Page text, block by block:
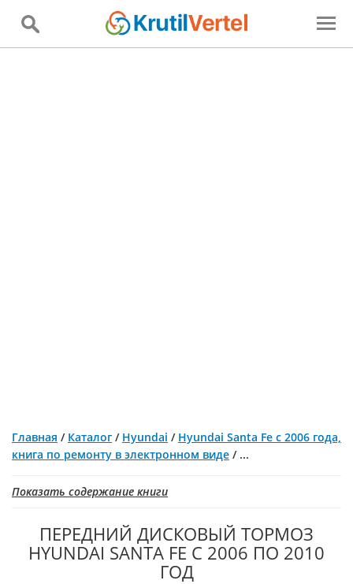
Главная / Каталог / Hyundai / Hyundai Santa Fe с 2006 года,
книга по ремонту в электронном виде / ...
Показать содержание книги
ПЕРЕДНИЙ ДИСКОВЫЙ ТОРМОЗ
HYUNDAI SANTA FE С 2006 ПО 2010
ГОД